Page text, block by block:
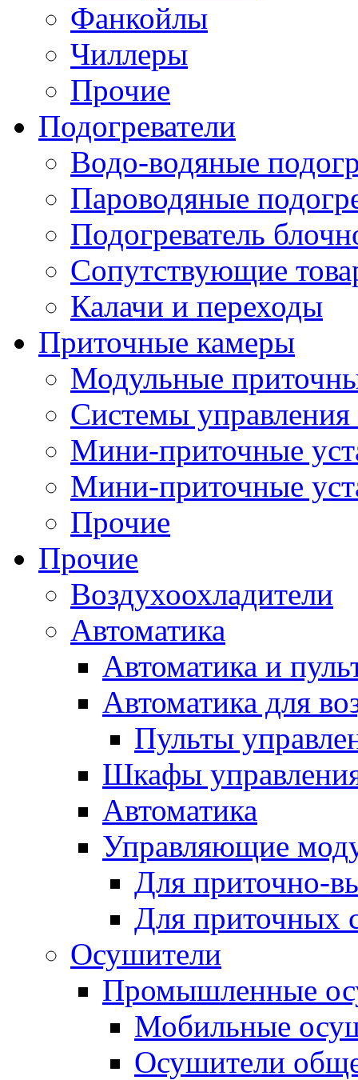
Фанкойлы
Чиллеры
Прочие
Подогреватели
Водо-водяные
Пароводяные
Подогреватель
Сопутствующие
Калачи и переходы
Приточные камеры
Модульные
Системы
Мини-приточные
Мини-приточные
Прочие
Прочие
Воздухоохладители
Автоматика
Автоматика и
Автоматика для
Пульты
Шкафы
Автоматика
Управляющие
Для приточно-
Для приточных
Осушители
Промышленные
Мобильные
Осушители